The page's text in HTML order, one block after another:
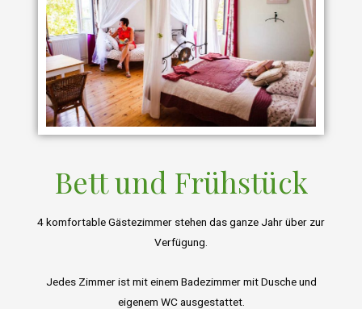
Bett und Frühstück
4 komfortable Gästezimmer stehen das ganze Jahr über zur
Verfügung.
Jedes Zimmer ist mit einem Badezimmer mit Dusche und
eigenem WC ausgestattet.